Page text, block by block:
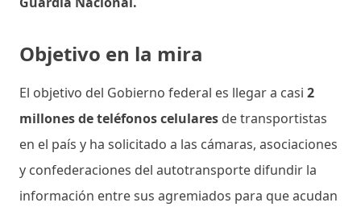
Objetivo en la mira
El objetivo del Gobierno federal es llegar a casi 2
millones de teléfonos celulares de transportistas
en el país y ha solicitado a las cámaras, asociaciones
y confederaciones del autotransporte difundir la
información entre sus agremiados para que acudan